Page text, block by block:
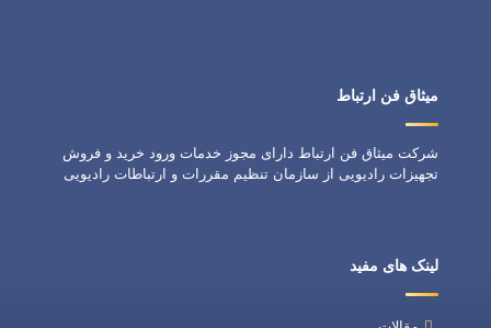
میثاق فن ارتباط
شرکت میثاق فن ارتباط دارای مجوز خدمات ورود خرید و فروش
تجهیزات رادیویی از سازمان تنظیم مقررات و ارتباطات رادیویی
لینک های مفید